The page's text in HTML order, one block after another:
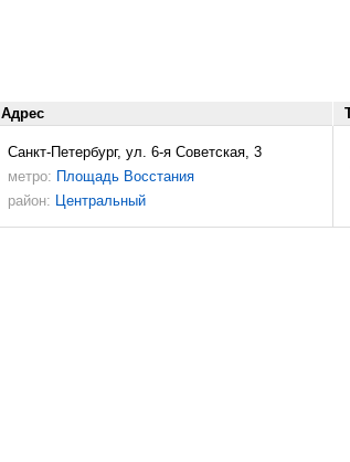
Адрес
Санкт-Петербург, ул. 6-я Советская, 3
метро: Площадь Восстания
район: Центральный